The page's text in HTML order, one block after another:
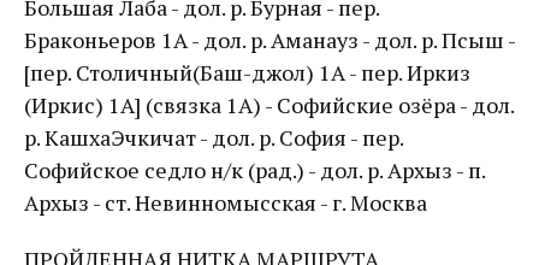
Большая Лаба - дол. р. Бурная - пер.
Браконьеров 1А - дол. р. Аманауз - дол. р. Псыш -
[пер. Столичный(Баш-джол) 1А - пер. Иркиз
(Иркис) 1А] (связка 1А) - Софийские озёра - дол.
р. КашхаЭчкичат - дол. р. София - пер.
Софийское седло н/к (рад.) - дол. р. Архыз - п.
Архыз - ст. Невинномысская - г. Москва
ПРОЙДЕННАЯ НИТКА МАРШРУТА